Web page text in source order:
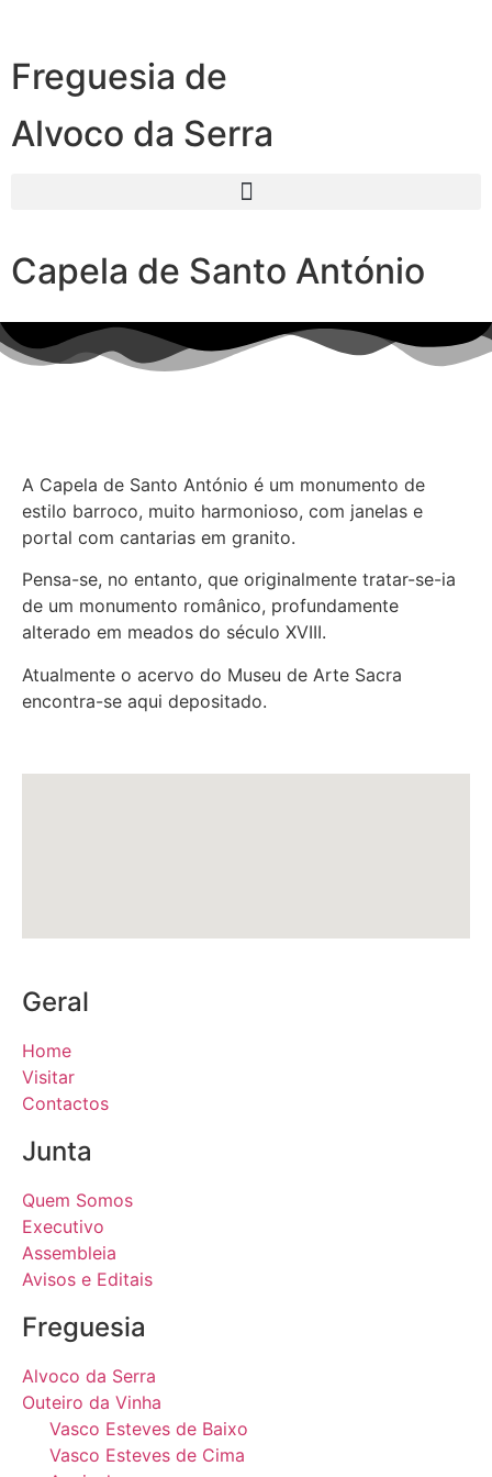
Freguesia de
Alvoco da Serra
Capela de Santo António
A Capela de Santo António é um monumento de
estilo barroco, muito harmonioso, com janelas e
portal com cantarias em granito.
Pensa-se, no entanto, que originalmente tratar-se-ia
de um monumento românico, profundamente
alterado em meados do século XVIII.
Atualmente o acervo do Museu de Arte Sacra
encontra-se aqui depositado.
Geral
Home
Visitar
Contactos
Junta
Quem Somos
Executivo
Assembleia
Avisos e Editais
Freguesia
Alvoco da Serra
Outeiro da Vinha
Vasco Esteves de Baixo
Vasco Esteves de Cima